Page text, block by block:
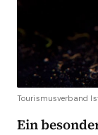
Tourismusverband
Ein